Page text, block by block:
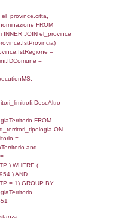
LEFT JOIN
=
AS el_comuni_1 ON
=
AS el_province_1
=
LEFT JOIN
where
a2p.Nome
a2rp INNER JOIN
= a2p.IDPersonale
AND